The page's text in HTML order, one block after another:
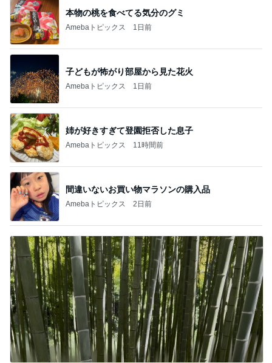
本物の桃を食べてる気分のグミ
Amebaトピックス 1日前
子どもが怖がり部屋から見た花火
Amebaトピックス 1日前
姉が好きすぎて登園拒否した息子
Amebaトピックス 11時間前
間違いないお買い物マラソンの購入品
Amebaトピックス 2日前